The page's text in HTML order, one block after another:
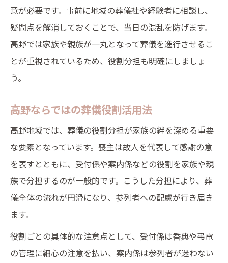
意が必要です。事前に地域の葬儀社や経験者に相談し、
疑問点を解消しておくことで、当日の混乱を防げます。
高野では家族や親族が一丸となって葬儀を進行させるこ
とが重視されているため、役割分担も明確にしましょ
う。
高野ならではの葬儀役割活用法
高野地域では、葬儀の役割分担が家族の絆を深める重要
な要素となっています。喪主は故人を代表して感謝の意
を表すとともに、受付係や案内係などの役割を家族や親
族で分担するのが一般的です。こうした分担により、葬
儀全体の流れが円滑になり、参列者への配慮が行き届き
ます。
役割ごとの具体的な注意点として、受付係は香典や弔電
の管理に細心の注意を払い、案内係は参列者が迷わない